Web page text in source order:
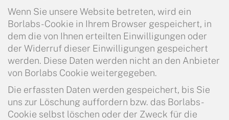
Wenn Sie unsere Website betreten, wird ein
Borlabs-Cookie in Ihrem Browser gespeichert, in
dem die von Ihnen erteilten Einwilligungen oder
der Widerruf dieser Einwilligungen gespeichert
werden. Diese Daten werden nicht an den Anbieter
von Borlabs Cookie weitergegeben.
Die erfassten Daten werden gespeichert, bis Sie
uns zur Löschung auffordern bzw. das Borlabs-
Cookie selbst löschen oder der Zweck für die